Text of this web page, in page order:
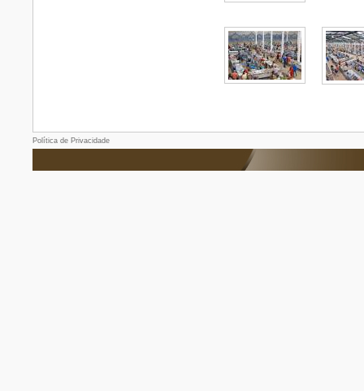
Política de Privacidade